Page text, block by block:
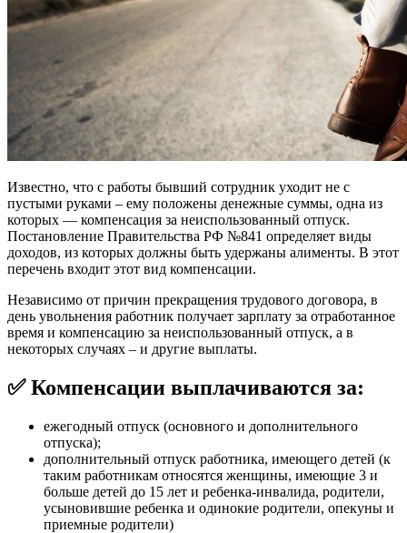
Известно, что с работы бывший сотрудник уходит не с
пустыми руками – ему положены денежные суммы, одна из
которых — компенсация за неиспользованный отпуск.
Постановление Правительства РФ №841 определяет виды
доходов, из которых должны быть удержаны алименты. В этот
перечень входит этот вид компенсации.
Независимо от причин прекращения трудового договора, в
день увольнения работник получает зарплату за отработанное
время и компенсацию за неиспользованный отпуск, а в
некоторых случаях – и другие выплаты.
✅ Компенсации выплачиваются за:
ежегодный отпуск (основного и дополнительного
отпуска);
дополнительный отпуск работника, имеющего детей (к
таким работникам относятся женщины, имеющие 3 и
больше детей до 15 лет и ребенка-инвалида, родители,
усыновившие ребенка и одинокие родители, опекуны и
приемные родители)